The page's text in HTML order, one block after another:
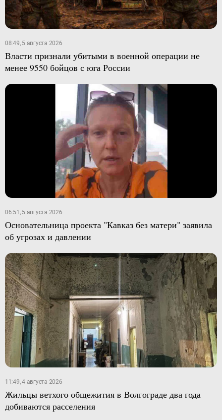
08:49, 5 августа 2026
Власти признали убитыми в военной операции не
менее 9550 бойцов с юга России
06:51, 5 августа 2026
Основательница проекта "Кавказ без матери" заявила
об угрозах и давлении
11:49, 4 августа 2026
Жильцы ветхого общежития в Волгограде два года
добиваются расселения